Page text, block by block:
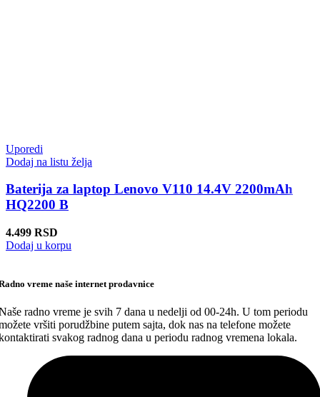
Uporedi
Dodaj na listu želja
Baterija za laptop Lenovo V110 14.4V 2200mAh
HQ2200 B
4.499 RSD
Dodaj u korpu
vreme naše internet prodavnice
radno vreme je svih 7 dana u nedelji od 00-24h. U tom periodu
vršiti porudžbine putem sajta, dok nas na telefone možete
svakog radnog dana u periodu radnog vremena lokala.